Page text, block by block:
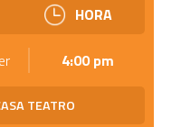
HORA
4:00 pm
TEATRO